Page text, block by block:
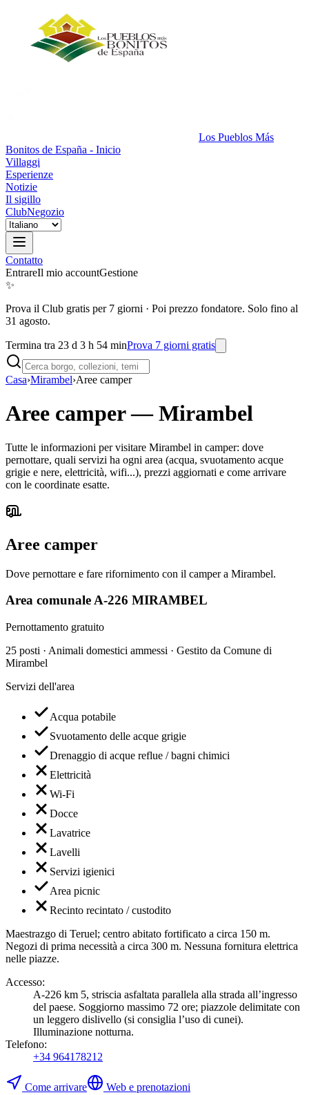
Los Pueblos Más
Bonitos de España - Inicio
Villaggi
Esperienze
Notizie
Il sigillo
ClubNegozio
Contatto
EntrareIl mio accountGestione
✨
Prova il Club gratis per 7 giorni · Poi prezzo fondatore. Solo fino al
31 agosto.
Termina tra 23 d 3 h 54 minProva 7 giorni gratis
Casa›Mirambel›Aree camper
Aree camper—Mirambel
Tutte le informazioni per visitare Mirambel in camper: dove
pernottare, quali servizi ha ogni area (acqua, svuotamento acque
grigie e nere, elettricità, wifi...), prezzi aggiornati e come arrivare
con le coordinate esatte.
Aree camper
Dove pernottare e fare rifornimento con il camper a Mirambel.
Area comunale A-226 MIRAMBEL
Pernottamento gratuito
25 posti · Animali domestici ammessi · Gestito da Comune di
Mirambel
Servizi dell'area
Acqua potabile
Svuotamento delle acque grigie
Drenaggio di acque reflue / bagni chimici
Elettricità
Wi-Fi
Docce
Lavatrice
Lavelli
Servizi igienici
Area picnic
Recinto recintato / custodito
Maestrazgo di Teruel; centro abitato fortificato a circa 150 m.
Negozi di prima necessità a circa 300 m. Nessuna fornitura elettrica
nelle piazze.
Accesso:
A-226 km 5, striscia asfaltata parallela alla strada all’ingresso
del paese. Soggiorno massimo 72 ore; piazzole delimitate con
un leggero dislivello (si consiglia l’uso di cunei).
Illuminazione notturna.
Telefono:
+34 964178212
Come arrivare
Web e prenotazioni